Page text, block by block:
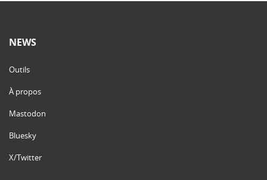
NEWS
Outils
À propos
Mastodon
Bluesky
X/Twitter